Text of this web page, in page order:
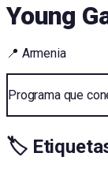
Young
📍 Armenia
Programa que
🏷️